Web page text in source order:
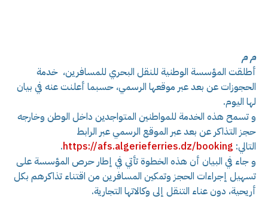
م م
أطلقت المؤسسة الوطنية للنقل البحري للمسافرين، خدمة
الحجوزات عن بعد عبر موقعها الرسمي، حسبما أعلنت عنه في بيان
لها اليوم.
و تسمح هذه الخدمة للمواطنين المتواجدين داخل الوطن وخارجه
حجز التذاكر عن بعد عبر الموقع الرسمي عبر الرابط
التالي:
https://afs.algerieferries.dz/booking
.
و جاء في البيان أن هذه الخطوة تأتي في إطار حرص المؤسسة على
تسهيل إجراءات الحجز وتمكين المسافرين من اقتناء تذاكرهم بكل
أريحية، دون عناء التنقل إلى وكالاتها التجارية.